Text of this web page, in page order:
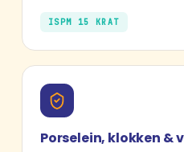
ISPM 15 KRAT
Porselein, klokken &